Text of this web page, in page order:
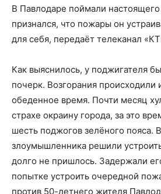
В Павлодаре поймали
признался, что пожары он
для себя, передаёт телеканал «
Как выяснилось, у поджигателя
почерк. Возгорания происходили
обеденное время. Почти месяц
страхе окраину города, за это
шесть поджогов зелёного пояса.
злоумышленника решили
долго не пришлось. Задержали
попытке устроить очередной
против 50-летнего жителя